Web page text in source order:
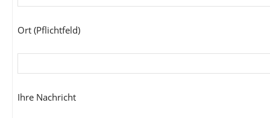
Ort (Pflichtfeld)
Ihre Nachricht